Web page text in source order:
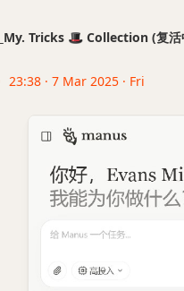
_My. Tricks 🎩 Collection (复活
23:38 · 7 Mar 2025 · Fri